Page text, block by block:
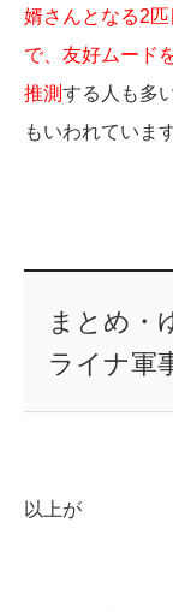
婿さんとなる2
で、友好ムード
推測する人も多
もいわれています
まとめ・
ライナ軍
以上が